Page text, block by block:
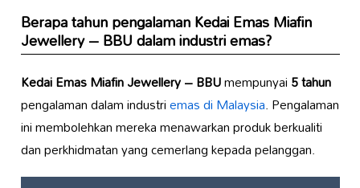
Berapa tahun pengalamanKedai Emas Miafin
Jewellery – BBUdalam industri emas?
Kedai Emas Miafin Jewellery – BBUmempunyai5 tahun
pengalaman dalam industriemas di Malaysia. Pengalaman
ini membolehkan mereka menawarkan produk berkualiti
dan perkhidmatan yang cemerlang kepada pelanggan.